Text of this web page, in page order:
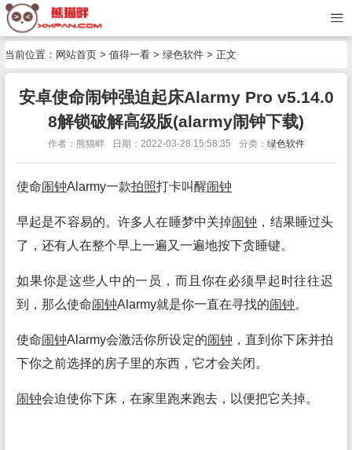
当前位置： 网站首页 > 值得一看 > 绿色软件 > 正文
安卓使命闹钟强迫起床Alarmy Pro v5.14.0
8解锁破解高级版(alarmy闹钟下载)
作者：熊猫畔 日期：2022-03-28 15:58:35 分类： 绿色软件
使命闹钟Alarmy一款拍照打卡叫醒闹钟
早起是不容易的。许多人在睡梦中关掉闹钟 ，结果睡过头
了，还有人在整个早上一遍又一遍地按下贪睡键。
如果你是这些人中的一员，而且你在必须早起时往往迟
到，那么使命闹钟Alarmy就是你一直在寻找的闹钟。
使命闹钟Alarmy会激活你所设定的闹钟 ，直到你下床并拍
下你之前选择的房子里的东西，它才会关闭。
闹钟会迫使你下床，在家里跑来跑去，以便把它关掉。